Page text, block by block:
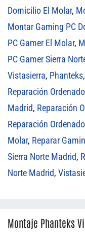
Domicilio El Molar,
Montar Gaming PC
PC Gamer El Molar,
PC Gamer Sierra
Vistasierra, Phanteks,
Reparación
Madrid, Reparación
Reparación
Molar, Reparar
Sierra Norte Madrid,
Norte Madrid,
Montaje Phanteks